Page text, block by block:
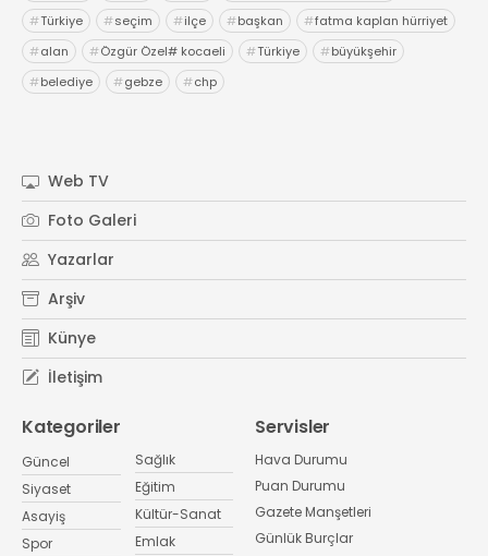
#Türkiye #seçim #ilçe #başkan #fatma kaplan hürriyet
#alan #Özgür Özel# kocaeli #Türkiye #büyükşehir
#belediye #gebze #chp
Web TV
Foto Galeri
Yazarlar
Arşiv
Künye
İletişim
Kategoriler
Güncel
Siyaset
Asayiş
Spor
Sağlık
Eğitim
Kültür-Sanat
Emlak
Servisler
Hava Durumu
Puan Durumu
Gazete Manşetleri
Günlük Burçlar